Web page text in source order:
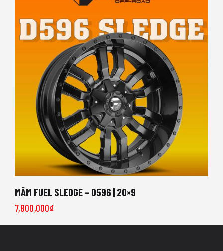
MÂM FUEL SLEDGE – D596 | 20×9
7,800,000₫